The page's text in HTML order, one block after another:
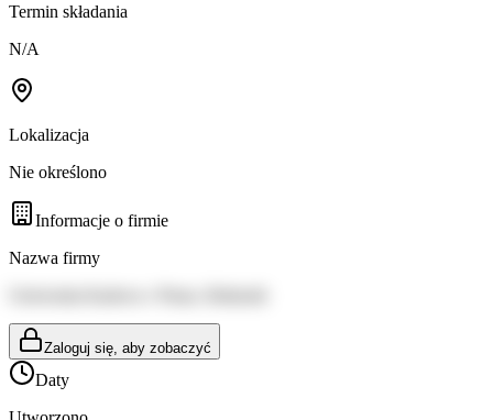
Termin składania
N/A
Lokalizacja
Nie określono
Informacje o firmie
Nazwa firmy
Zaloguj się, aby zobaczyć
Daty